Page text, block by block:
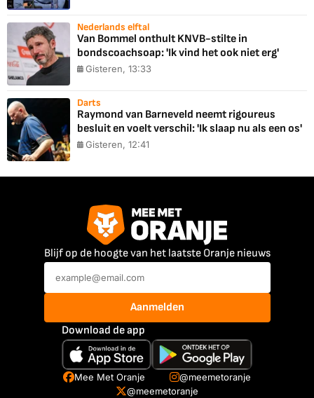
Nederlands elftal
Van Bommel onthult KNVB-stilte in
bondscoachsoap: 'Ik vind het ook niet erg'
Gisteren, 13:33
Darts
Raymond van Barneveld neemt rigoureus
besluit en voelt verschil: 'Ik slaap nu als een os'
Gisteren, 12:41
Blijf op de hoogte van het laatste Oranje nieuws
Aanmelden
Download de app
Mee Met Oranje
@meemetoranje
@meemetoranje